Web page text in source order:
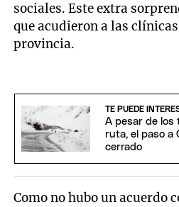
sociales. Este extra
que acudieron a las
provincia.
TE PUEDE
A pesar de los
ruta, el paso a
cerrado
Como no hubo un acuerdo